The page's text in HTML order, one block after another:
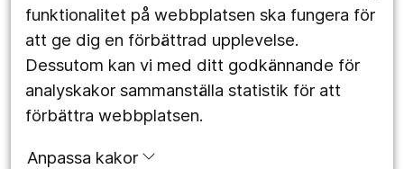
funktionalitet på webbplatsen ska fungera för
att ge dig en förbättrad upplevelse.
Dessutom kan vi med ditt godkännande för
analyskakor sammanställa statistik för att
förbättra webbplatsen.
Anpassa kakor
Utveckling
Följ oss
Facebook